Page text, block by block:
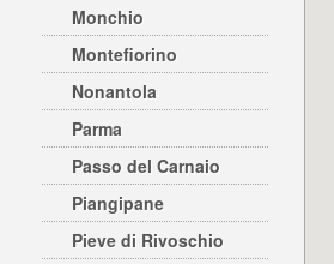
Monchio
Montefiorino
Nonantola
Parma
Passo del Carnaio
Piangipane
Pieve di Rivoschio